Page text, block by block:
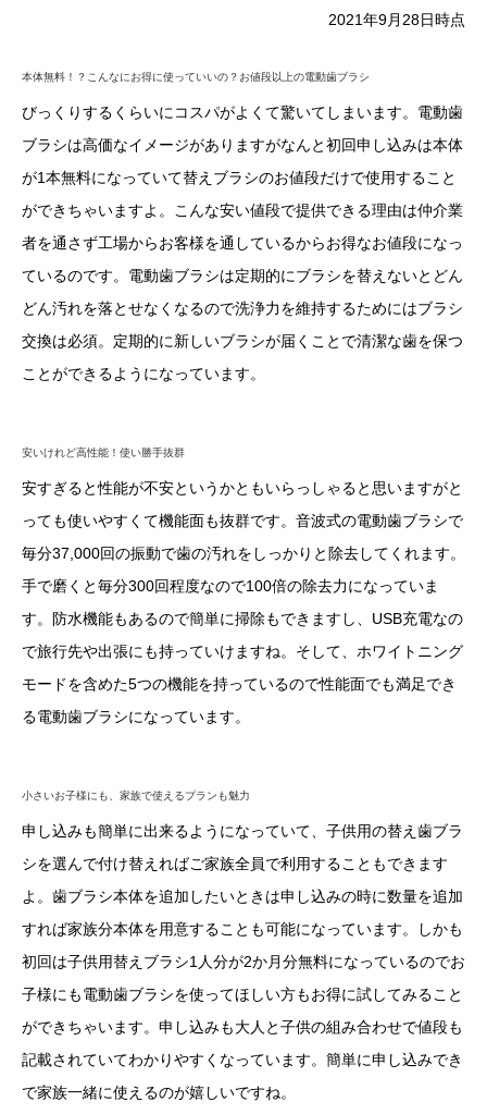
2021年9月28日時点
本体無料！？こんなにお得に使っていいの？お値段以上の電動歯ブラシ
びっくりするくらいにコスパがよくて驚いてしまいます。電動歯
ブラシは高価なイメージがありますがなんと初回申し込みは本体
が1本無料になっていて替えブラシのお値段だけで使用すること
ができちゃいますよ。こんな安い値段で提供できる理由は仲介業
者を通さず工場からお客様を通しているからお得なお値段になっ
ているのです。電動歯ブラシは定期的にブラシを替えないとどん
どん汚れを落とせなくなるので洗浄力を維持するためにはブラシ
交換は必須。定期的に新しいブラシが届くことで清潔な歯を保つ
ことができるようになっています。
安いけれど高性能！使い勝手抜群
安すぎると性能が不安というかともいらっしゃると思いますがと
っても使いやすくて機能面も抜群です。音波式の電動歯ブラシで
毎分37,000回の振動で歯の汚れをしっかりと除去してくれます。
手で磨くと毎分300回程度なので100倍の除去力になっていま
す。防水機能もあるので簡単に掃除もできますし、USB充電なの
で旅行先や出張にも持っていけますね。そして、ホワイトニング
モードを含めた5つの機能を持っているので性能面でも満足でき
る電動歯ブラシになっています。
小さいお子様にも、家族で使えるプランも魅力
申し込みも簡単に出来るようになっていて、子供用の替え歯ブラ
シを選んで付け替えればご家族全員で利用することもできます
よ。歯ブラシ本体を追加したいときは申し込みの時に数量を追加
すれば家族分本体を用意することも可能になっています。しかも
初回は子供用替えブラシ1人分が2か月分無料になっているのでお
子様にも電動歯ブラシを使ってほしい方もお得に試してみること
ができちゃいます。申し込みも大人と子供の組み合わせで値段も
記載されていてわかりやすくなっています。簡単に申し込みでき
で家族一緒に使えるのが嬉しいですね。